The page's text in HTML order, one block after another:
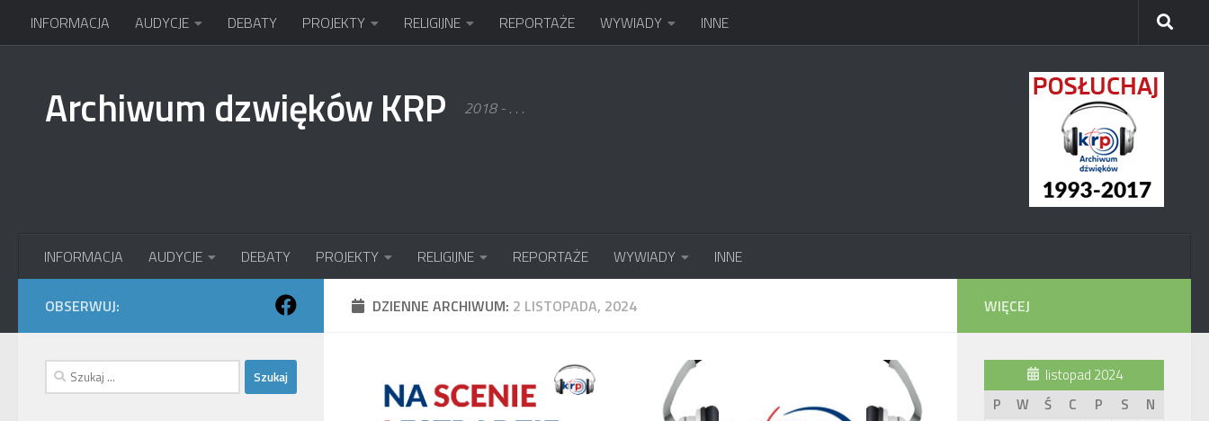
Przejdź do treści
INFORMACJA AUDYCJE DEBATY PROJEKTY RELIGIJNE REPORTAŻE WYWIADY INNE
Archiwum dzwięków KRP 2018 - . . .
INFORMACJA AUDYCJE DEBATY PROJEKTY RELIGIJNE REPORTAŻE WYWIADY INNE
DZIENNE ARCHIWUM: 2 LISTOPADA, 2024
OBSERWUJ:
Szukaj:
WIĘCEJ
listopad 2024
P
W Ś C P S
N